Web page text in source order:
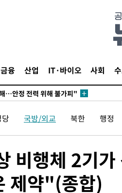
금융 산업 IT·바이오 사회
의" 이란 외무부 대변인
르무즈 통제권' 수용할까
…안정 전력 위해 불가피"
협회·축구회관 등 압수수
급락
백승주·윤난실
797.44 출발
린 6478.75 개장
사상 최대
국방/외교 북한 행정
비행체 2기
제약"(종합)